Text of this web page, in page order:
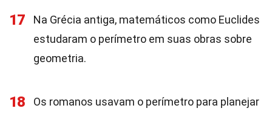
17
Na Grécia antiga, matemáticos como Euclides
estudaram o perímetro em suas obras sobre
geometria.
18
Os romanos usavam o perímetro para planejar